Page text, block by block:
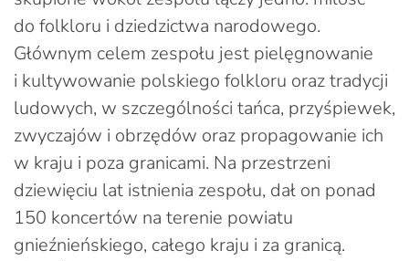
do folkloru i dziedzictwa narodowego.
Głównym celem zespołu jest pielęgnowanie
i kultywowanie polskiego folkloru oraz tradycji
ludowych, w szczególności tańca, przyśpiewek,
zwyczajów i obrzędów oraz propagowanie ich
w kraju i poza granicami. Na przestrzeni
dziewięciu lat istnienia zespołu, dał on ponad
150 koncertów na terenie powiatu
gnieźnieńskiego, całego kraju i za granicą.